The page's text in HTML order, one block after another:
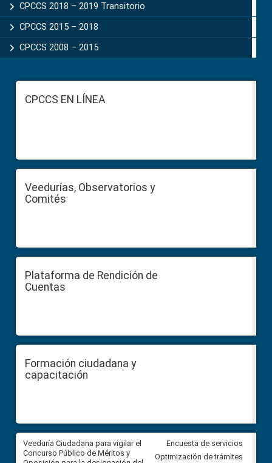
CPCCS 2018 – 2019 Transitorio
CPCCS 2015 – 2018
CPCCS 2008 – 2015
FooterCPCCS EN LÍNEA
Veedurías, Observatorios y
Comités
Plataforma de Rendición de
Cuentas
Formación ciudadana y
capacitación
Veeduría Ciudadana para vigilar el
Concurso Público de Méritos y
Veeduría Ciudadana para
construcción del asfaltado de
Encuesta de servicios
Optimización de trámites